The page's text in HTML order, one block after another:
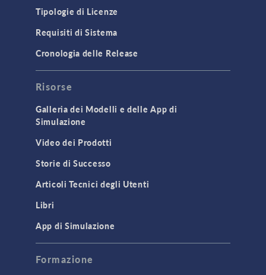
Tipologie di Licenze
Requisiti di Sistema
Cronologia delle Release
Risorse
Galleria dei Modelli e delle App di
Simulazione
Video dei Prodotti
Storie di Successo
Articoli Tecnici degli Utenti
Libri
App di Simulazione
Formazione